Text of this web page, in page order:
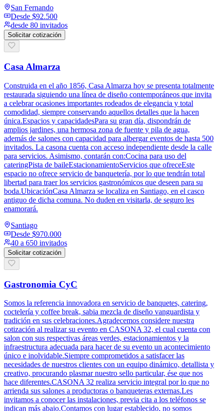
San Fernando
Desde $92.500
desde 80 invitados
Solicitar cotización
Casa Almarza
Construida en el año 1856, Casa Almarza hoy se presenta totalmente
restaurada siguiendo una línea de diseño contemporáneos que invita
a celebrar ocasiones importantes rodeados de elegancia y total
comodidad, siempre conservando aquellos detalles que la hacen
única.Espacios y capacidadesPara su gran día, dispondrán de
amplios jardines, una hermosa zona de fuente y pila de agua,
además de salones con capacidad para albergar eventos de hasta 500
invitados. La casona cuenta con acceso independiente desde la calle
para servicios. Asimismo, contarán con:Cocina para uso del
cateringPista de baileEstacionamientoServicios que ofreceEste
espacio no ofrece servicio de banquetería, por lo que tendrán total
libertad para traer los servicios gastronómicos que deseen para su
boda.UbicaciónCasa Almarza se localiza en Santiago, en el casco
antiguo de dicha comuna. No duden en visitarla, de seguro les
enamorará.
Santiago
Desde $970.000
40 a 650 invitados
Solicitar cotización
Gastronomia CyC
Somos la referencia innovadora en servicio de banquetes, catering,
coctelería y coffee break, sabia mezcla de diseño vanguardista y
tradición en sus celebraciones.Agradecemos considere nuestra
cotización al realizar su evento en CASONA 32, el cual cuenta con
salon con sus respectivas áreas verdes, estacionamientos y la
infraestructura adecuada para hacer de su evento un acontecimiento
único e inolvidable.Siempre comprometidos a satisfacer las
necesidades de nuestros clientes con un equipo dinámico, detallista y
creativo, procurando plasmar nuestro sello particular, ése que nos
hace diferentes.CASONA 32 realiza servicio integral por lo que no
arrienda sus salones a productoras o banqueteras externas.Les
invitamos a conocer las instalaciones, previa cita a los teléfonos se
indican más abajo.Contamos con lugar establecido, no somos